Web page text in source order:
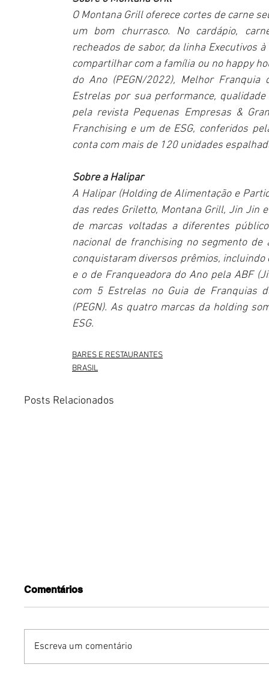
O Montana Grill oferece cortes de carne
um bom churrasco. No cardápio,
recheados de sabor, da linha Executivos
compartilhar com a família ou no happy
do Ano (PEGN/2022), Melhor
Estrelas por sua performance,
pela revista Pequenas Empresas &
Franchising e um de ESG, conferidos
conta com mais de 120 unidades
Sobre a Halipar
A Halipar (Holding de Alimentação e
das redes Griletto, Montana Grill, Jin Jin
de marcas voltadas a diferentes
nacional de franchising no segmento
conquistaram diversos prêmios, incluindo
e o de Franqueadora do Ano pela ABF
com 5 Estrelas no Guia de Franquias
(PEGN). As quatro marcas da holding
ESG.
BARES E RESTAURANTES
BRASIL
Posts Relacionados
Comentários
Escreva um comentário